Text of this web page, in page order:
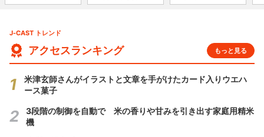
J-CAST トレンド
アクセスランキング もっと見る
米津玄師さんがイラストと文章を手がけたカード入りウエハ
ース菓子
3段階の制御を自動で 米の香りや甘みを引き出す家庭用精米
機